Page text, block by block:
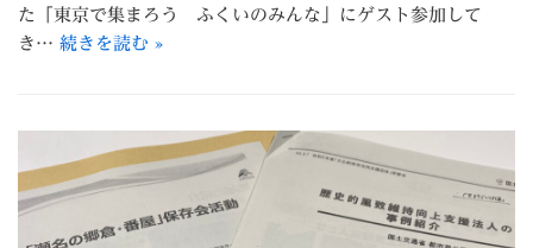
た「東京で集まろう ふくいのみんな」にゲスト参加して
き… 続きを読む »